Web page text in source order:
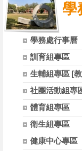
學
學務處行事曆
訓育組專區
生輔組專區 [
社團活動組專
體育組專區
衛生組專區
健康中心專區